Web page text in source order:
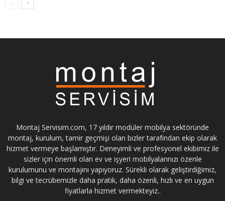
Montaj Servisim.com, 17 yıldır modüler mobilya sektöründe
montaj, kurulum, tamir geçmişi olan bizler tarafından ekip olarak
hizmet vermeye başlamıştır. Deneyimli ve profesyonel ekibimiz ile
sizler için önemli olan ev ve işyeri mobilyalarınızı özenle
kurulumunu ve montajını yapıyoruz. Sürekli olarak geliştirdiğimiz,
bilgi ve tecrübemizle daha pratik, daha özenli, hızlı ve en uygun
fiyatlarla hizmet vermekteyiz..